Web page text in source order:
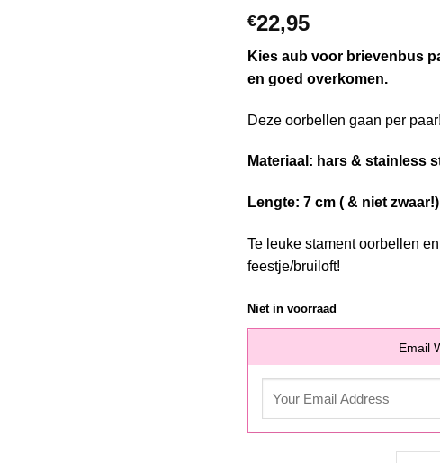
€22,95
Kies aub voor brievenbus
en goed overkomen.
Deze oorbellen gaan per paar!
Materiaal: hars & stainless
Lengte: 7 cm ( & niet zwaar!)
Te leuke stament oorbellen
feestje/bruiloft!
Niet in voorraad
Email